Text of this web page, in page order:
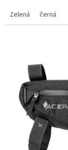
Zelená
černá